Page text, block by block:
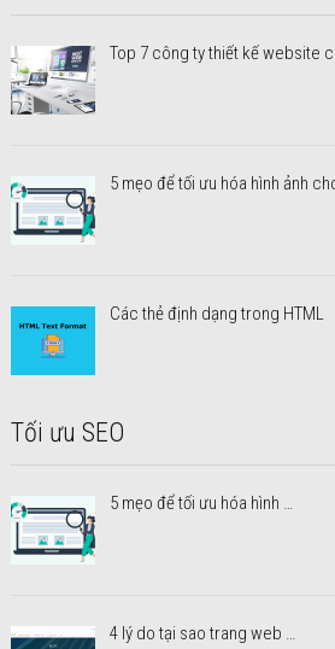
Top 7 công ty thiết kế website
5 mẹo để tối ưu hóa hình ảnh
Các thẻ định dạng trong HTML
Tối ưu SEO
5 mẹo để tối ưu hóa hình …
4 lý do tại sao trang web …